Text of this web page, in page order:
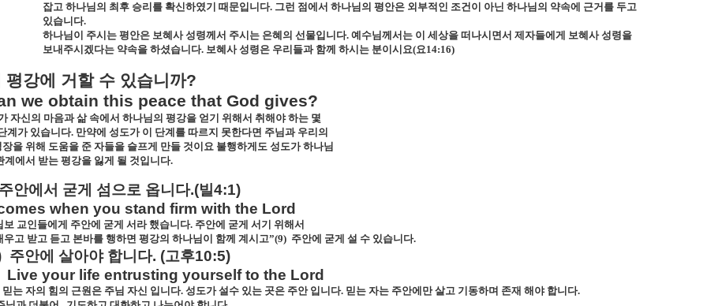
잡고 하나님의 최후 승리를 확신하였기 때문입니다. 그런 점에서 하나님의 평안은 외부적인 조건이 아닌 하나님의 약속에 근거를 두고
있습니다.
하나님이 주시는 평안은 보혜사 성령께서 주시는 은혜의 선물입니다. 예수님께서는 이 세상을 떠나시면서 제자들에게 보혜사 성령을
보내주시겠다는 약속을 하셨습니다. 보혜사 성령은 우리들과 함께 하시는 분이시요(요14:16)
평강에 거할 수 있습니까?
we obtain this peace that God gives?
자신의 마음과 삶 속에서 하나님의 평강을 얻기 위해서 취해야 하는 몇
계가 있습니다. 만약에 성도가 이 단계를 따르지 못한다면 주님과 우리의
을 위해 도움을 준 자들을 슬프게 만들 것이요 불행하게도 성도가 하나님
계에서 받는 평강을 잃게 될 것입니다.
주안에서 굳게 섬으로 옵니다.(빌4:1)
when you stand firm with the Lord
보 교인들에게 주안에 굳게 서라 했습니다. 주안에 굳게 서기 위해서
우고 받고 듣고 본바를 행하면 평강의 하나님이 함께 계시고”(9) 주안에 굳게 설 수 있습니다.
주안에 살아야 합니다. (고후10:5)
Live your life entrusting yourself to the Lord
믿는 자의 힘의 근원은 주님 자신 입니다. 성도가 설수 있는 곳은 주안 입니다. 믿는 자는 주안에만 살고 기동하며 존재 해야 합니다.